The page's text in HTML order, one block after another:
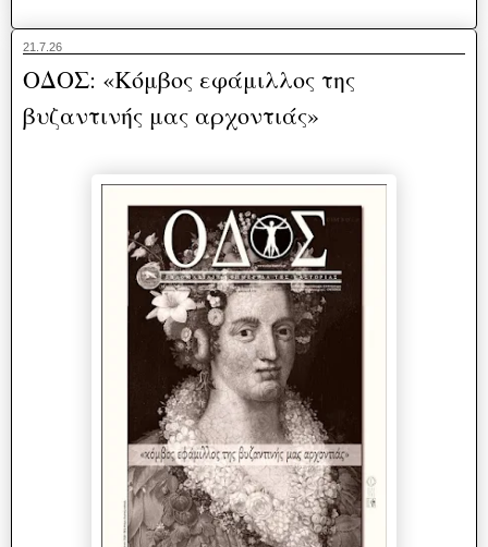
21.7.26
ΟΔΟΣ: «Κόμβος εφάμιλλος της
βυζαντινής μας αρχοντιάς»